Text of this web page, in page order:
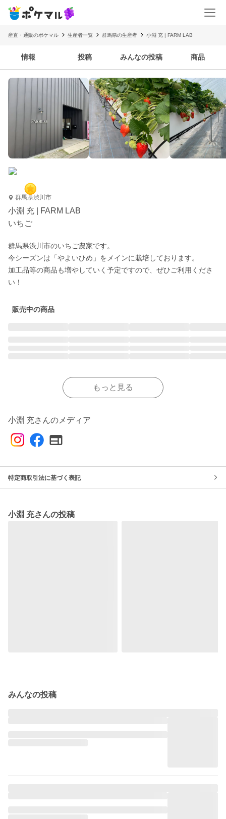
産直・通販のポケマル 生産者一覧 群馬県の生産者 小淵 充 | FARM LAB
情報 投稿 みんなの投稿 商品
群馬県渋川市
小淵 充 | FARM LAB
いちご
群馬県渋川市のいちご農家です。
今シーズンは「やよいひめ」をメインに栽培しております。
加工品等の商品も増やしていく予定ですので、ぜひご利用くださ
い！
販売中の商品
もっと見る
小淵 充さんのメディア
特定商取引法に基づく表記
小淵 充さんの投稿
みんなの投稿